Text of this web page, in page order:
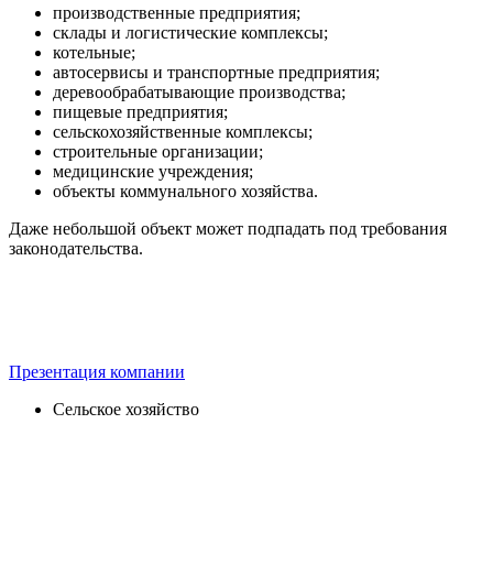
производственные предприятия;
склады и логистические комплексы;
котельные;
автосервисы и транспортные предприятия;
деревообрабатывающие производства;
пищевые предприятия;
сельскохозяйственные комплексы;
строительные организации;
медицинские учреждения;
объекты коммунального хозяйства.
Даже небольшой объект может подпадать под требования
законодательства.
Презентация компании
Сельское хозяйство